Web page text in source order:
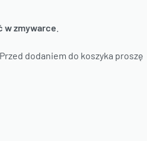
w zmywarce
dodaniem do koszyka proszę